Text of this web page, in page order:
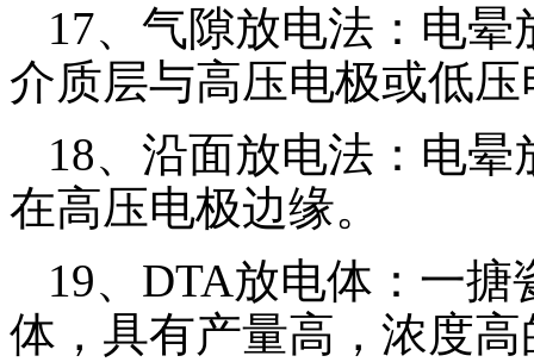
17、气隙放电法：电
介质层与高压电极或低
18、沿面放电法：电
在高压电极边缘。
19、 DTA放电体：一搪
体，具有产量高，浓度